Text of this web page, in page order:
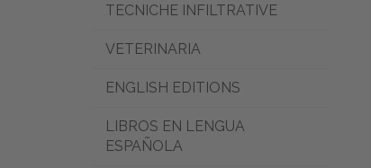
TECNICHE INFILTRATIVE
VETERINARIA
ENGLISH EDITIONS
LIBROS EN LENGUA
ESPAÑOLA